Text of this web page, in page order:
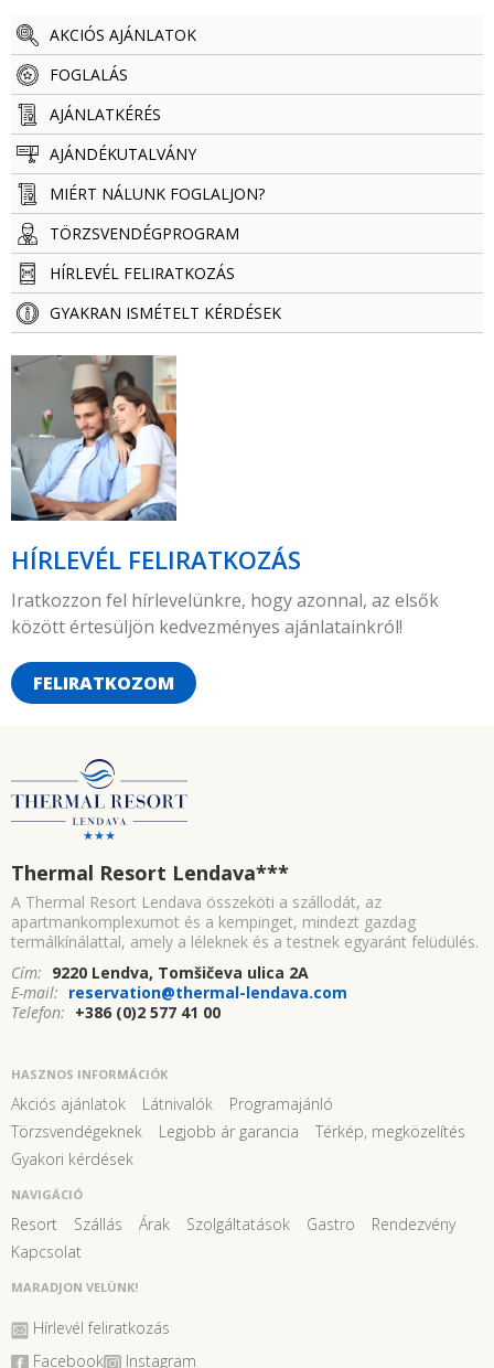
AKCIÓS AJÁNLATOK
FOGLALÁS
AJÁNLATKÉRÉS
AJÁNDÉKUTALVÁNY
MIÉRT NÁLUNK FOGLALJON?
TÖRZSVENDÉG­­­­PROGRAM
HÍRLEVÉL FELIRATKOZÁS
GYAKRAN ISMÉTELT KÉRDÉSEK
HÍRLEVÉL FELIRATKOZÁS
Iratkozzon fel hírlevelünkre, hogy azonnal, az elsők
között értesüljön kedvezményes ajánlatainkról!
FELIRATKOZOM
Thermal Resort Lendava***
A Thermal Resort Lendava összeköti a szállodát, az
apartmankomplexumot és a kempinget, mindezt gazdag
termálkínálattal, amely a léleknek és a testnek egyaránt felüdülés.
Cím: 9220 Lendva, Tomšičeva ulica 2A
E-mail: reservation@thermal-lendava.com
Telefon: +386 (0)2 577 41 00
HASZNOS INFORMÁCIÓK
Akciós ajánlatok Látnivalók
Programajánló
Törzsvendégeknek
Legjobb ár garancia
Térkép, megközelítés
Gyakori kérdések
NAVIGÁCIÓ
Resort Szállás Árak Szolgáltatások Gastro
Rendezvény
Kapcsolat
MARADJON VELÜNK!
Hírlevél feliratkozás
Facebook
Instagram